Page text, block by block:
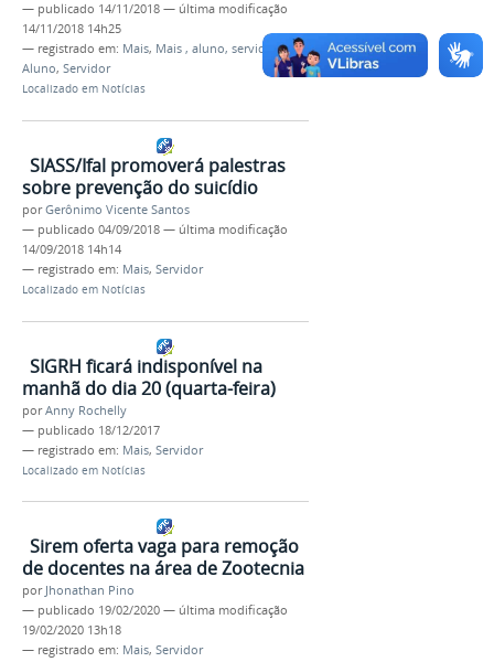
— publicado 14/11/2018 — última modificação
14/11/2018 14h25
— registrado em: Mais, Mais , aluno, servidor,,
Aluno, Servidor
Localizado em Notícias
SIASS/Ifal promoverá palestras
sobre prevenção do suicídio
porGerônimo Vicente Santos
— publicado 04/09/2018 — última modificação
14/09/2018 14h14
— registrado em: Mais, Servidor
Localizado em Notícias
SIGRH ficará indisponível na
manhã do dia 20 (quarta-feira)
porAnny Rochelly
— publicado 18/12/2017
— registrado em: Mais, Servidor
Localizado em Notícias
Sirem oferta vaga para remoção
de docentes na área de Zootecnia
por Jhonathan Pino
— publicado 19/02/2020 — última modificação
19/02/2020 13h18
— registrado em: Mais, Servidor